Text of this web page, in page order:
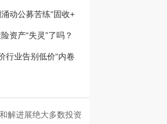
动公募苦练“固收+
资产“失灵”了吗？
行业告别低价“内卷
解进展绝大多数投资